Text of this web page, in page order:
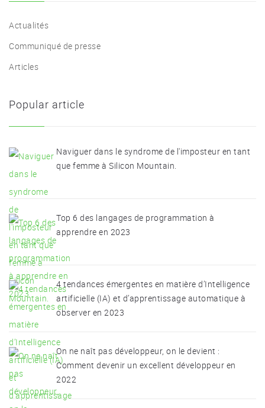
Actualités
Communiqué de presse
Articles
Popular article
Naviguer dans le syndrome de l'imposteur en tant
que femme à Silicon Mountain.
Top 6 des langages de programmation à
apprendre en 2023
4 tendances émergentes en matière d’Intelligence
artificielle (IA) et d’apprentissage automatique à
observer en 2023
On ne naît pas développeur, on le devient :
Comment devenir un excellent développeur en
2022